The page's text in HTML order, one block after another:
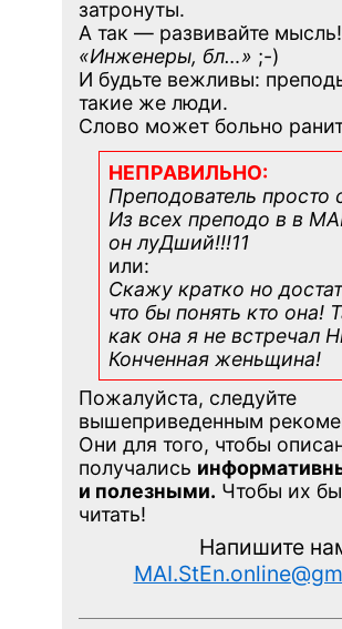
затронуты.
А так — развивайте мысль!
«Инженеры, бл…» ;-)
И будьте вежливы:
такие же люди.
Слово может больно
НЕПРАВИЛЬНО:
Преподователь просто
Из всех преподо в в
он луДший!!!11
или:
Скажу кратко но
что бы понять кто она!
как она я не встречал
Конченная женьщина!
Пожалуйста, следуйте
вышеприведенным
Они для того, чтобы
получались
и полезными. Чтобы их
читать!
Напишите